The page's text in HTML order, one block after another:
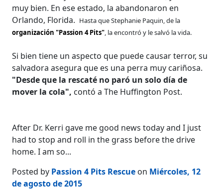
muy bien. En ese estado, la abandonaron en
Orlando, Florida. Hasta que Stephanie Paquin, de la
organización "Passion 4 Pits", la encontró y le salvó la vida.
Si bien tiene un aspecto que puede causar terror, su
salvadora asegura que es una perra muy cariñosa.
"Desde que la rescaté no paró un solo día de
mover la cola", contó a The Huffington Post.
After Dr. Kerri gave me good news today and I just
had to stop and roll in the grass before the drive
home. I am so...
Posted by Passion 4 Pits Rescue on Miércoles, 12
de agosto de 2015